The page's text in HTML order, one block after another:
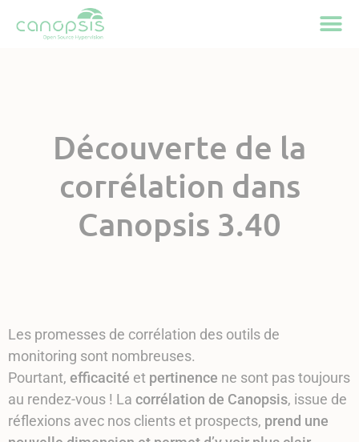
Découverte de la
corrélation dans
Canopsis 3.40
Les promesses de corrélation des outils de
monitoring sont nombreuses.
Pourtant, efficacité et pertinence ne sont pas toujours
au rendez-vous ! La corrélation de Canopsis, issue de
réflexions avec nos clients et prospects, prend une
Cookies management panel